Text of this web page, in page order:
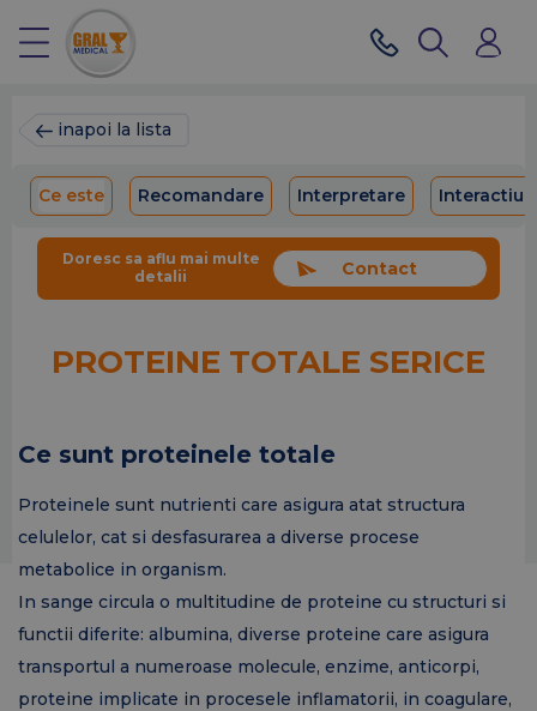
inapoi la lista
Ce este Recomandare Interpretare
Doresc sa aflu mai multe
detalii
Contact
PROTEINE TOTALE SERICE
Ce sunt proteinele totale
Proteinele sunt nutrienti care asigura atat structura
celulelor, cat si desfasurarea a diverse procese
metabolice in organism.
In sange circula o multitudine de proteine cu structuri si
functii diferite: albumina, diverse proteine care asigura
transportul a numeroase molecule, enzime, anticorpi,
proteine implicate in procesele inflamatorii, in coagulare,